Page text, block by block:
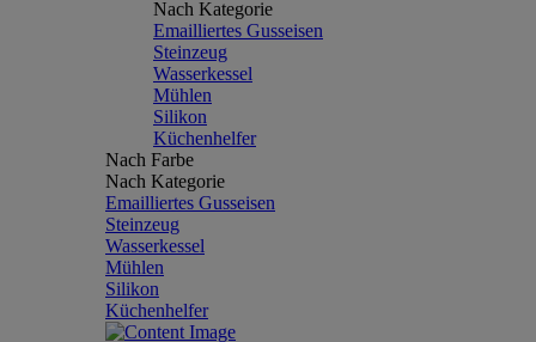
Nach Kategorie
Emailliertes Gusseisen
Steinzeug
Wasserkessel
Mühlen
Silikon
Küchenhelfer
Nach Farbe
Nach Kategorie
Emailliertes Gusseisen
Steinzeug
Wasserkessel
Mühlen
Silikon
Küchenhelfer